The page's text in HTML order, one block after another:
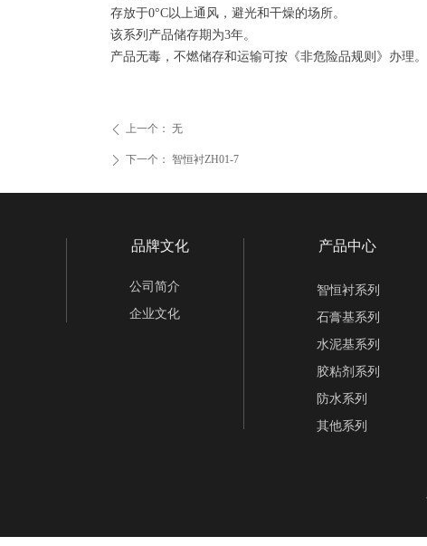
ꄴ 上一个： 无
ꄲ 下一个： 智恒衬ZH01-7
存放于0°C以上通风，避光和干燥的场所。
该系列产品储存期为3年。
产品无毒，不燃储存和运输可按《非危险品规则》办理。
品牌文化 产品中心
公司简介
企业文化
智恒衬系列
石膏基系列
水泥基系列
胶粘剂系列
防水系列
其他系列